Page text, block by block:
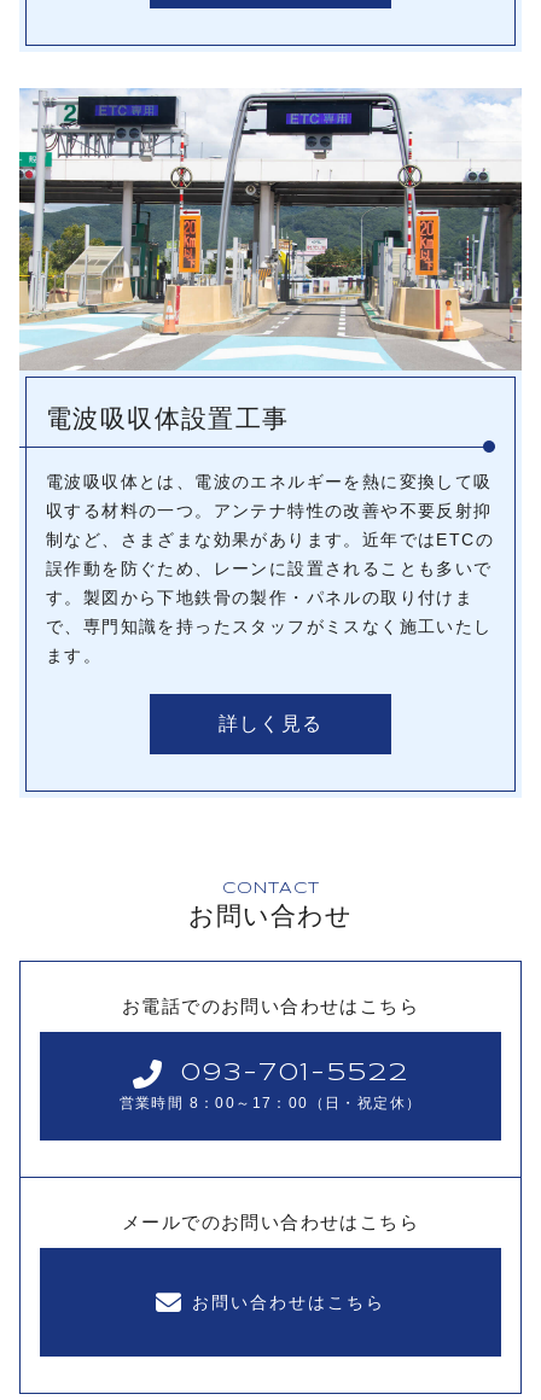
電波吸収体設置工事
電波吸収体とは、電波のエネルギーを熱に変換して吸
収する材料の一つ。アンテナ特性の改善や不要反射抑
制など、さまざまな効果があります。近年ではETCの
誤作動を防ぐため、レーンに設置されることも多いで
す。製図から下地鉄骨の製作・パネルの取り付けま
で、専門知識を持ったスタッフがミスなく施工いたし
ます。
詳しく見る
CONTACT
お問い合わせ
お電話でのお問い合わせはこちら
093-701-5522
営業時間 8：00～17：00（日・祝定休）
メールでのお問い合わせはこちら
お問い合わせはこちら